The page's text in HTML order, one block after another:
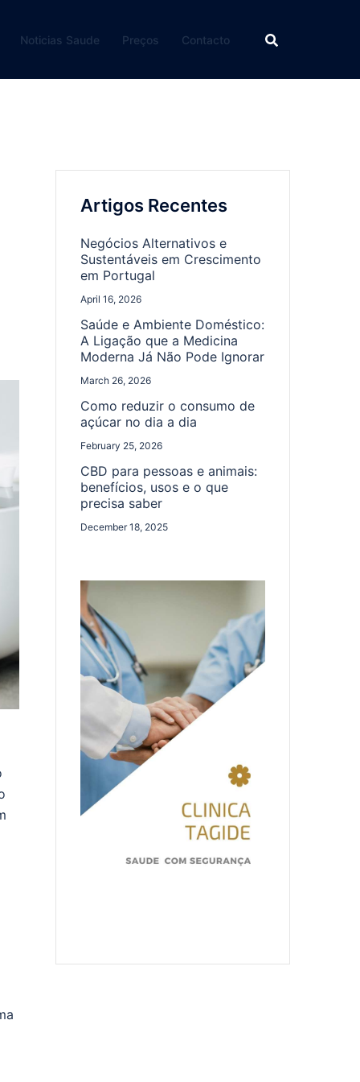
Noticias Saude Preços Contacto
Artigos Recentes
Negócios Alternativos e
Sustentáveis em Crescimento
em Portugal
April 16, 2026
Saúde e Ambiente Doméstico:
A Ligação que a Medicina
Moderna Já Não Pode Ignorar
March 26, 2026
Como reduzir o consumo de
açúcar no dia a dia
February 25, 2026
CBD para pessoas e animais:
benefícios, usos e o que
precisa saber
December 18, 2025